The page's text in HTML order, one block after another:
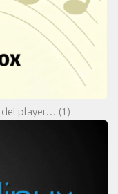
del player… (1)